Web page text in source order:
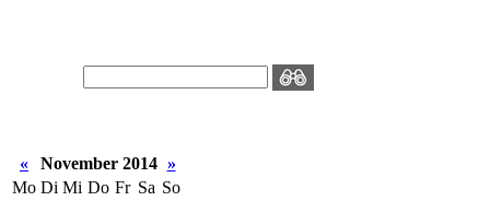
« November 2014 »
Mo Di Mi Do Fr Sa So